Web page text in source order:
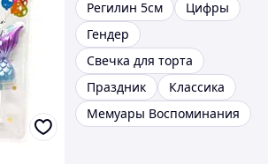
Регилин 5см
Цифры
Гендер
Свечка для торта
Праздник
Классика
Мемуары Воспоминания